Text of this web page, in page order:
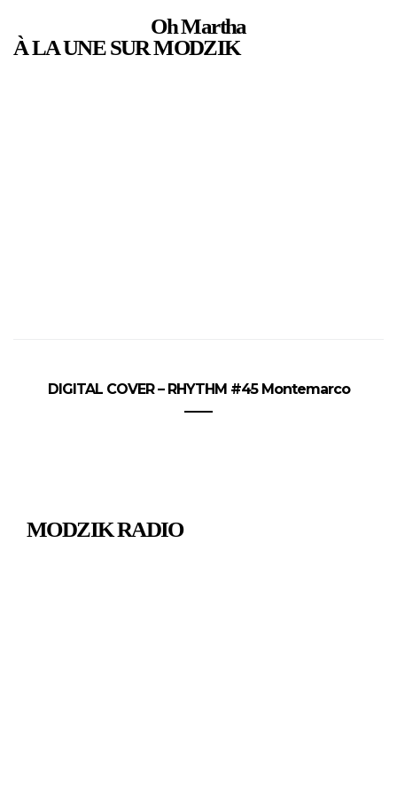
Oh Martha
À LA UNE SUR MODZIK
DIGITAL COVER – RHYTHM #45 Montemarco
MODZIK RADIO